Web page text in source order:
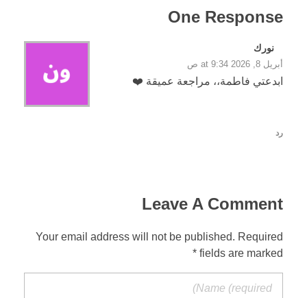
One Response
نورك
أبريل 8, 2026 at 9:34 ص
ابدعتي فاطمة،، مراجعة عميقة ❤️
رد
Leave A Comment
Your email address will not be published. Required
fields are marked *